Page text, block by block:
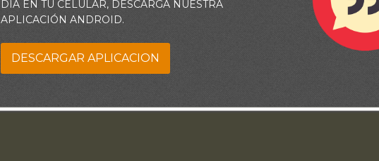
DÍA EN TU CELULAR, DESCARGA NUESTRA
APLICACIÓN ANDROID.
DESCARGAR APLICACION